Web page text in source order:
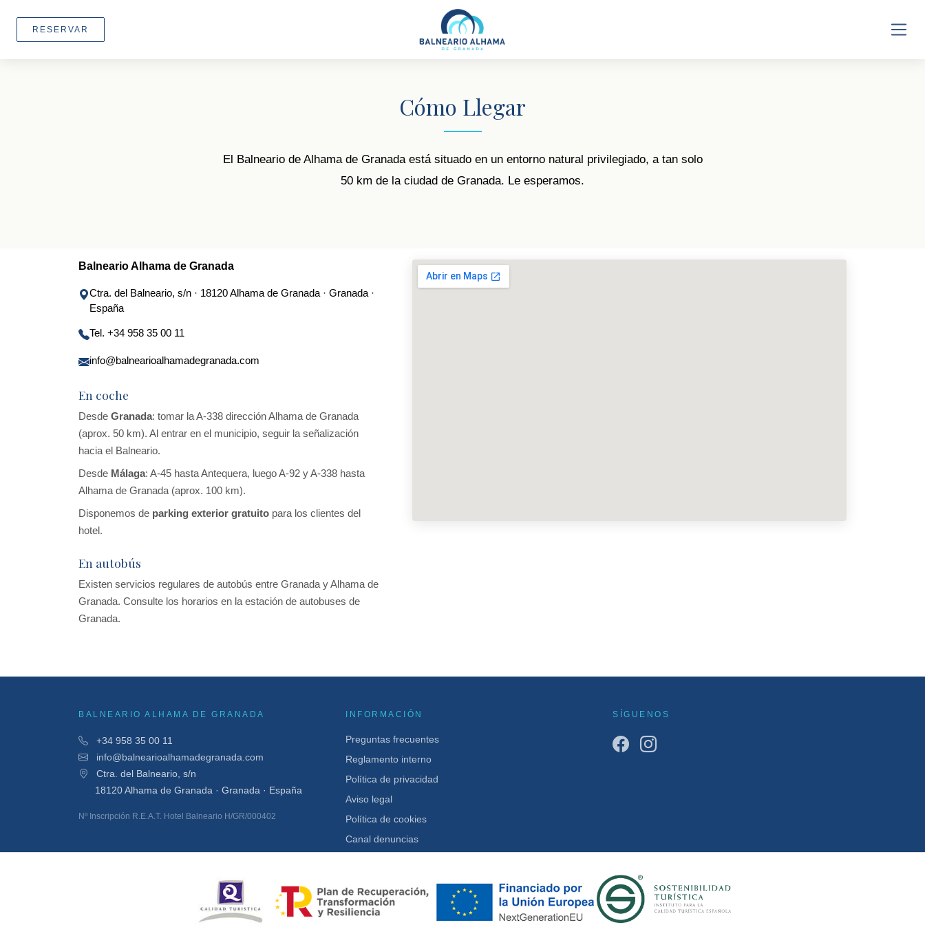
RESERVAR
Cómo Llegar
El Balneario de Alhama de Granada está situado en un entorno natural privilegiado, a tan solo
50 km de la ciudad de Granada. Le esperamos.
Balneario Alhama de Granada
Ctra. del Balneario, s/n · 18120 Alhama de Granada · Granada ·
España
Tel. +34 958 35 00 11
info@balnearioalhamadegranada.com
En coche
Desde Granada: tomar la A-338 dirección Alhama de Granada
(aprox. 50 km). Al entrar en el municipio, seguir la señalización
hacia el Balneario.
Desde Málaga: A-45 hasta Antequera, luego A-92 y A-338 hasta
Alhama de Granada (aprox. 100 km).
Disponemos de parking exterior gratuito para los clientes del
hotel.
En autobús
Existen servicios regulares de autobús entre Granada y Alhama de
Granada. Consulte los horarios en la estación de autobuses de
Granada.
BALNEARIO ALHAMA DE GRANADA
+34 958 35 00 11
info@balnearioalhamadegranada.com
Ctra. del Balneario, s/n
18120 Alhama de Granada · Granada · España
Nº Inscripción R.E.A.T. Hotel Balneario H/GR/000402
INFORMACIÓN
Preguntas frecuentes
Reglamento interno
Política de privacidad
Aviso legal
Política de cookies
Canal denuncias
SÍGUENOS